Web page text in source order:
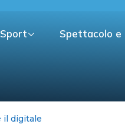
Sport Spettacolo e
Salerno, i572